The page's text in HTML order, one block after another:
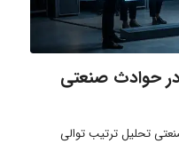
در حوادث صنعتی
تحلیل ترتیب توالی